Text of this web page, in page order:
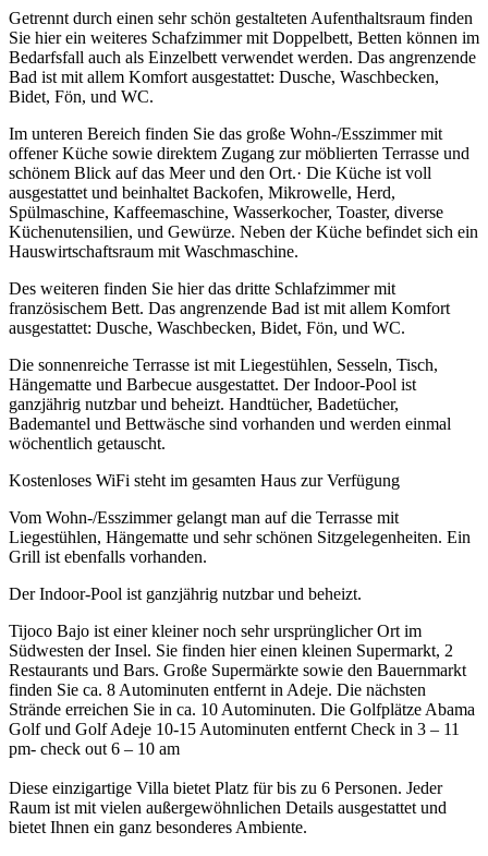
Getrennt durch einen sehr schön gestalteten Aufenthaltsraum finden
Sie hier ein weiteres Schafzimmer mit Doppelbett, Betten können im
Bedarfsfall auch als Einzelbett verwendet werden. Das angrenzende
Bad ist mit allem Komfort ausgestattet: Dusche, Waschbecken,
Bidet, Fön, und WC.
Im unteren Bereich finden Sie das große Wohn-/Esszimmer mit
offener Küche sowie direktem Zugang zur möblierten Terrasse und
schönem Blick auf das Meer und den Ort.· Die Küche ist voll
ausgestattet und beinhaltet Backofen, Mikrowelle, Herd,
Spülmaschine, Kaffeemaschine, Wasserkocher, Toaster, diverse
Küchenutensilien, und Gewürze. Neben der Küche befindet sich ein
Hauswirtschaftsraum mit Waschmaschine.
Des weiteren finden Sie hier das dritte Schlafzimmer mit
französischem Bett. Das angrenzende Bad ist mit allem Komfort
ausgestattet: Dusche, Waschbecken, Bidet, Fön, und WC.
Die sonnenreiche Terrasse ist mit Liegestühlen, Sesseln, Tisch,
Hängematte und Barbecue ausgestattet. Der Indoor-Pool ist
ganzjährig nutzbar und beheizt. Handtücher, Badetücher,
Bademantel und Bettwäsche sind vorhanden und werden einmal
wöchentlich getauscht.
Kostenloses WiFi steht im gesamten Haus zur Verfügung
Vom Wohn-/Esszimmer gelangt man auf die Terrasse mit
Liegestühlen, Hängematte und sehr schönen Sitzgelegenheiten. Ein
Grill ist ebenfalls vorhanden.
Der Indoor-Pool ist ganzjährig nutzbar und beheizt.
Tijoco Bajo ist einer kleiner noch sehr ursprünglicher Ort im
Südwesten der Insel. Sie finden hier einen kleinen Supermarkt, 2
Restaurants und Bars. Große Supermärkte sowie den Bauernmarkt
finden Sie ca. 8 Autominuten entfernt in Adeje. Die nächsten
Strände erreichen Sie in ca. 10 Autominuten. Die Golfplätze Abama
Golf und Golf Adeje 10-15 Autominuten entfernt Check in 3 – 11
pm- check out 6 – 10 am
Diese einzigartige Villa bietet Platz für bis zu 6 Personen. Jeder
Raum ist mit vielen außergewöhnlichen Details ausgestattet und
bietet Ihnen ein ganz besonderes Ambiente.